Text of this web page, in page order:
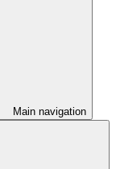
Main navigation